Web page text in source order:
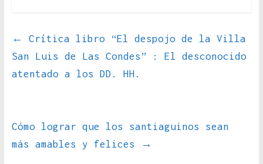
←
Crítica libro “El despojo de la Villa
San Luis de Las Condes” : El desconocido
atentado a los DD. HH.
Cómo lograr que los santiaguinos sean
más amables y felices
→